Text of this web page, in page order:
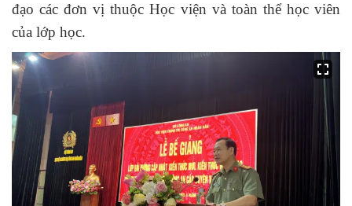
đạo các đơn vị thuộc Học viện và toàn thể học viên
của lớp học.